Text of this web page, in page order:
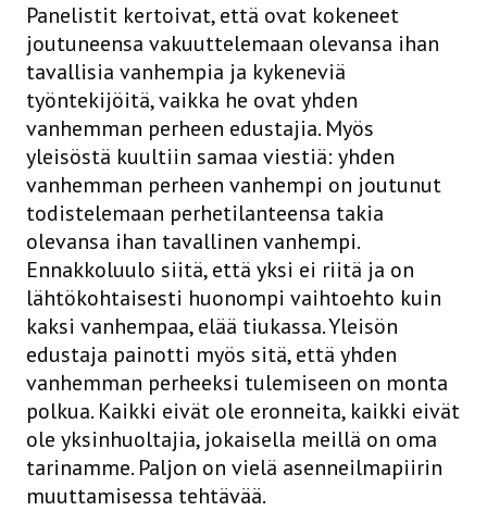
Panelistit kertoivat, että ovat kokeneet
joutuneensa vakuuttelemaan olevansa ihan
tavallisia vanhempia ja kykeneviä
työntekijöitä, vaikka he ovat yhden
vanhemman perheen edustajia. Myös
yleisöstä kuultiin samaa viestiä: yhden
vanhemman perheen vanhempi on joutunut
todistelemaan perhetilanteensa takia
olevansa ihan tavallinen vanhempi.
Ennakkoluulo siitä, että yksi ei riitä ja on
lähtökohtaisesti huonompi vaihtoehto kuin
kaksi vanhempaa, elää tiukassa. Yleisön
edustaja painotti myös sitä, että yhden
vanhemman perheeksi tulemiseen on monta
polkua. Kaikki eivät ole eronneita, kaikki eivät
ole yksinhuoltajia, jokaisella meillä on oma
tarinamme. Paljon on vielä asenneilmapiirin
muuttamisessa tehtävää.